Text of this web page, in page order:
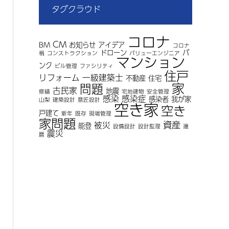
タグクラウド
BM CM お知らせ アイデア コロナ コロナ
禍 コンストラクション ドローン バリューエンジニア バ
ンク ビル管理 ファシリティ マンション
リフォーム 一級建築士 不動産 住宅 住戸
修繕 古民家 問題 地震 宅地建物 安全管理 家
山梨 建築設計 意匠設計 感染 感染症 感染者 我が家
戸建て 新年 既存 現場管理 空き家空き
家問題 能登 被災 設備設計 設計監理 資産 還
暦 震災